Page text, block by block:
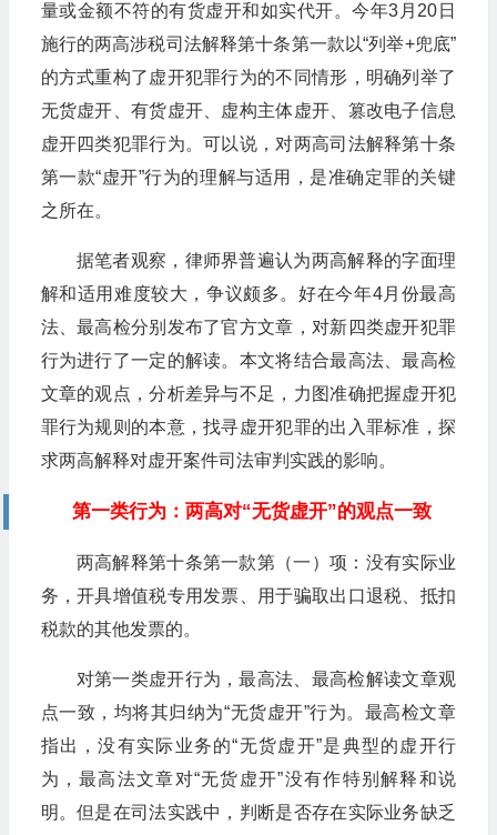
量或金额不符的有货虚开和如实代开。今年3月20日
施行的两高涉税司法解释第十条第一款以“列举+兜底”
的方式重构了虚开犯罪行为的不同情形，明确列举了
无货虚开、有货虚开、虚构主体虚开、篡改电子信息
虚开四类犯罪行为。可以说，对两高司法解释第十条
第一款“虚开”行为的理解与适用，是准确定罪的关键
之所在。
据笔者观察，律师界普遍认为两高解释的字面理
解和适用难度较大，争议颇多。好在今年4月份最高
法、最高检分别发布了官方文章，对新四类虚开犯罪
行为进行了一定的解读。本文将结合最高法、最高检
文章的观点，分析差异与不足，力图准确把握虚开犯
罪行为规则的本意，找寻虚开犯罪的出入罪标准，探
求两高解释对虚开案件司法审判实践的影响。
第一类行为：两高对“无货虚开”的观点一致
两高解释第十条第一款第（一）项：没有实际业
务，开具增值税专用发票、用于骗取出口退税、抵扣
税款的其他发票的。
对第一类虚开行为，最高法、最高检解读文章观
点一致，均将其归纳为“无货虚开”行为。最高检文章
指出，没有实际业务的“无货虚开”是典型的虚开行
为，最高法文章对“无货虚开”没有作特别解释和说
明。但是在司法实践中，判断是否存在实际业务缺乏